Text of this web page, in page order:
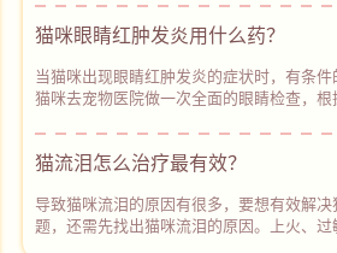
睛分泌物增多、鼻子干燥、‌眼睛发红等症状
时要注意使用低盐低脂的猫粮给猫咪喂食。
宠物医院进行检查和治疗。
猫咪眼睛红肿发炎用什么药？
当猫咪出现眼睛红肿发炎的症状时，有条
猫咪去宠物医院做一次全面的眼睛检查，
理盐水或宠物专用的眼部清洁液轻轻擦拭它
面，‌去除分泌物和污垢。然后使用抗生素眼
院诊治。
猫流泪怎么治疗最有效？
导致猫咪流泪的原因有很多，要想有效解
题，还需先找出猫咪流泪的原因。上火、